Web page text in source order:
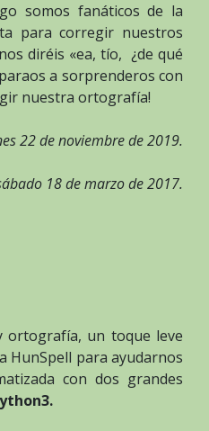
somos fanáticos de la
para corregir nuestros
diréis «ea, tío, ¿de qué
a sorprenderos con
nuestra ortografía!
22 de noviembre de 2019.
18 de marzo de 2017.
ortografía, un toque leve
HunSpell para ayudarnos
con dos grandes